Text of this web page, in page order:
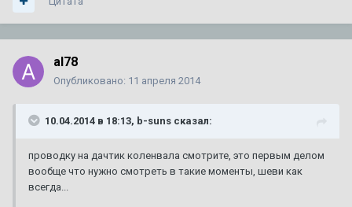
al78
Опубликовано: 11 апреля 2014
10.04.2014 в 18:13, b-suns сказал:
проводку на дачтик коленвала смотрите, это первым делом
вообще что нужно смотреть в такие моменты, шеви как
всегда...